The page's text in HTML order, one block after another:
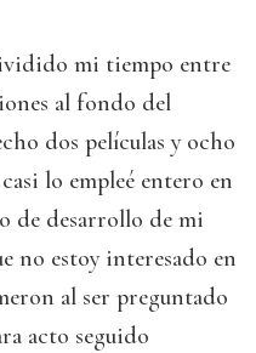
mi tiempo entre
al fondo del
dos películas y ocho
lo empleé entero en
de desarrollo de mi
no estoy interesado en
al ser preguntado
acto seguido